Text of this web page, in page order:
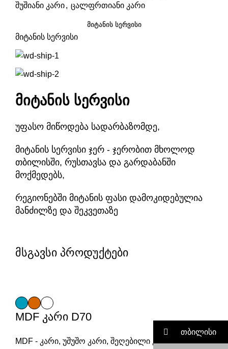
შუშიანი კარი, ცალფრთიანი კარი
ᲛᲘᲢᲐᲜᲘᲡ ᲡᲔᲠᲕᲘᲡᲘ
მიტანის სერვისი
მიტანის სერვისი
უფასო მიწოდება სადარბაზომდე,
მიტანის სერვისი ჯერ - ჯერობით მხოლოდ
თბილისში, რუსთავსა და გარდაბანში
მოქმედებს,
რეგიონებში მიტანის ფასი დამოკიდებულია
მანძილზე და შეკვეთაზე
მსგავსი პროდუქტები
MDF კარი D70
MDF - კარი, უშუშო კარი, შეღებილი კარი
თბილისი